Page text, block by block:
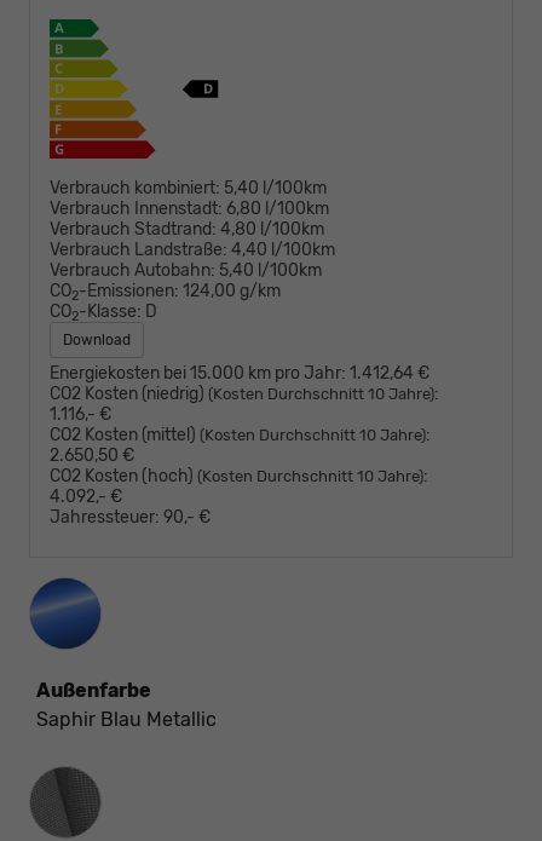
Verbrauch kombiniert: 5,40 l/100km
Verbrauch Innenstadt: 6,80 l/100km
Verbrauch Stadtrand: 4,80 l/100km
Verbrauch Landstraße: 4,40 l/100km
Verbrauch Autobahn: 5,40 l/100km
CO2-Emissionen: 124,00 g/km
CO2-Klasse: D
Download
Energiekosten bei 15.000 km pro Jahr: 1.412,64 €
CO2 Kosten (niedrig) (Kosten Durchschnitt 10 Jahre):
1.116,- €
CO2 Kosten (mittel) (Kosten Durchschnitt 10 Jahre):
2.650,50 €
CO2 Kosten (hoch) (Kosten Durchschnitt 10 Jahre):
4.092,- €
Jahressteuer: 90,- €
Außenfarbe
Saphir Blau Metallic
Innenausstattung